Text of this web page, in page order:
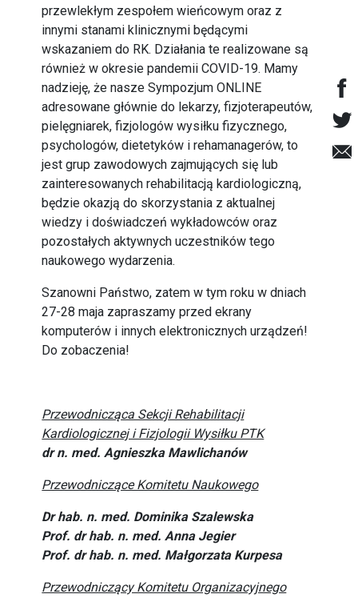
przewlekłym zespołem wieńcowym oraz z
innymi stanami klinicznymi będącymi
wskazaniem do RK. Działania te realizowane są
również w okresie pandemii COVID-19. Mamy
nadzieję, że nasze Sympozjum ONLINE
adresowane głównie do lekarzy, fizjoterapeutów,
pielęgniarek, fizjologów wysiłku fizycznego,
psychologów, dietetyków i rehamanagerów, to
jest grup zawodowych zajmujących się lub
zainteresowanych rehabilitacją kardiologiczną,
będzie okazją do skorzystania z aktualnej
wiedzy i doświadczeń wykładowców oraz
pozostałych aktywnych uczestników tego
naukowego wydarzenia.
Szanowni Państwo, zatem w tym roku w dniach
27-28 maja zapraszamy przed ekrany
komputerów i innych elektronicznych urządzeń!
Do zobaczenia!
Przewodnicząca Sekcji Rehabilitacji
Kardiologicznej i Fizjologii Wysiłku PTK
dr n. med. Agnieszka Mawlichanów
Przewodniczące Komitetu Naukowego
Dr hab. n. med. Dominika Szalewska
Prof. dr hab. n. med. Anna Jegier
Prof. dr hab. n. med. Małgorzata Kurpesa
Przewodniczący Komitetu Organizacyjnego